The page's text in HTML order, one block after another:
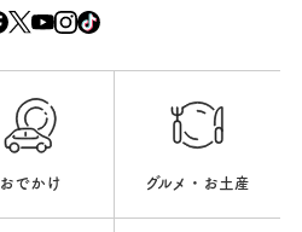
おでかけ グルメ・お土産